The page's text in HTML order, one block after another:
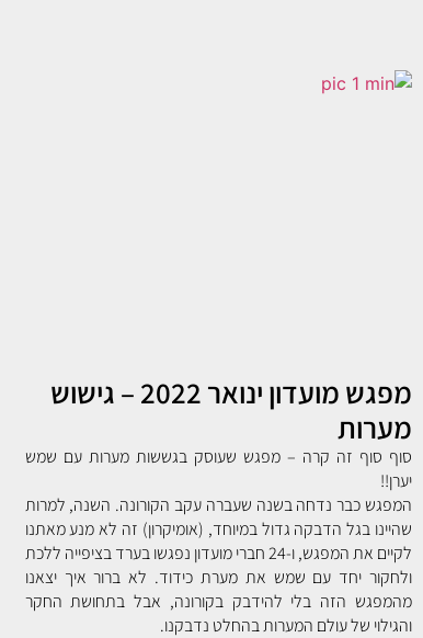
מפגש מועדון ינואר 2022 – גישוש
מערות
סוף סוף זה קרה – מפגש שעוסק בגששות מערות עם שמש
יערן!!
המפגש כבר נדחה בשנה שעברה עקב הקורונה. השנה, למרות
שהיינו בגל הדבקה גדול במיוחד, (אומיקרון) זה לא מנע מאתנו
לקיים את המפגש, ו-24 חברי מועדון נפגשו בערד בציפייה ללכת
ולחקור יחד עם שמש את מערת כידוד. לא ברור איך יצאנו
מהמפגש הזה בלי להידבק בקורונה, אבל בתחושת החקר
והגילוי של עולם המערות בהחלט נדבקנו.